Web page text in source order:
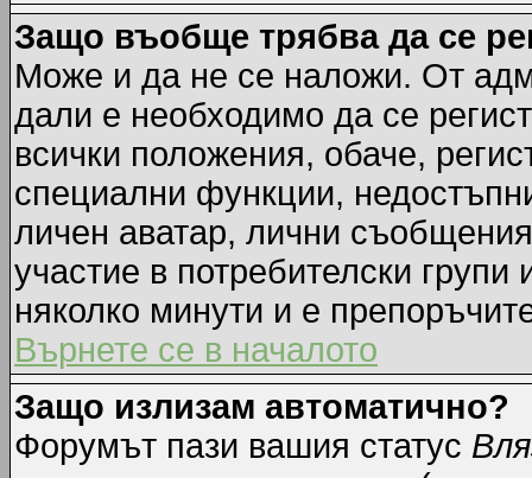
Защо въобще трябва да се
Може и да не се наложи. От
дали е необходимо да се
всички положения, обаче,
специални функции,
личен аватар, лични
участие в потребителски
няколко минути и е
Върнете се в началото
Защо излизам автоматично?
Форумът пази вашия статус